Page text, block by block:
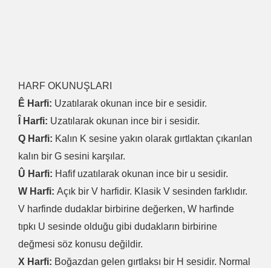
HARF OKUNUŞLARI
Ê Harfi: Uzatılarak okunan ince bir e sesidir.
Î Harfi: Uzatılarak okunan ince bir i sesidir.
Q Harfi: Kalın K sesine yakın olarak gırtlaktan çıkarılan
kalın bir G sesini karşılar.
Û Harfi: Hafif uzatılarak okunan ince bir u sesidir.
W Harfi: Açık bir V harfidir. Klasik V sesinden farklıdır.
V harfinde dudaklar birbirine değerken, W harfinde
tıpkı U sesinde olduğu gibi dudakların birbirine
değmesi söz konusu değildir.
X Harfi: Boğazdan gelen gırtlaksı bir H sesidir. Normal